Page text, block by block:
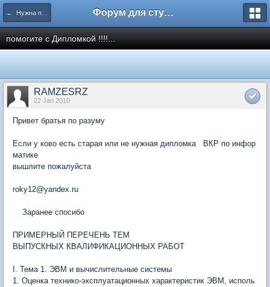
← Нужна помощь Форум для студента СГА
помогите с Дипломкой !!!!...
RAMZESRZ
22 Jan 2010
Привет братья по разуму
Если у ково есть старая или не нужная дипломка ВКР по инфор
матике
вышлите пожалуйста
roky12@yandex.ru
Заранее спосибо
ПРИМЕРНЫЙ ПЕРЕЧЕНЬ ТЕМ
ВЫПУСКНЫХ КВАЛИФИКАЦИОННЫХ РАБОТ
I. Тема 1. ЭВМ и вычислительные системы
1. Оценка технико-эксплуатационных характеристик ЭВМ, исполь